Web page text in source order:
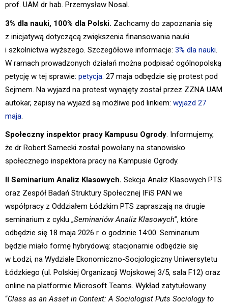
prof. UAM dr hab. Przemysław Nosal.
3% dla nauki, 100% dla Polski. Zachcamy do zapoznania się
z inicjatywą dotyczącą zwiększenia finansowania nauki
i szkolnictwa wyższego. Szczegółowe informacje: 3% dla nauki.
W ramach prowadzonych działań można podpisać ogólnopolską
petycję w tej sprawie: petycja. 27 maja odbędzie się protest pod
Sejmem. Na wyjazd na protest wynajęty został przez ZZNA UAM
autokar, zapisy na wyjazd są możliwe pod linkiem: wyjazd 27
maja.
Społeczny inspektor pracy Kampusu Ogrody. Informujemy,
że dr Robert Sarnecki został powołany na stanowisko
społecznego inspektora pracy na Kampusie Ogrody.
II Seminarium Analiz Klasowych. Sekcja Analiz Klasowych PTS
oraz Zespół Badań Struktury Społecznej IFiS PAN we
współpracy z Oddziałem Łódzkim PTS zapraszają na drugie
seminarium z cyklu „Seminariów Analiz Klasowych”, które
odbędzie się 18 maja 2026 r. o godzinie 14:00. Seminarium
będzie miało formę hybrydową: stacjonarnie odbędzie się
w Łodzi, na Wydziale Ekonomiczno-Socjologiczny Uniwersytetu
Łódzkiego (ul. Polskiej Organizacji Wojskowej 3/5, sala F12) oraz
online na platformie Microsoft Teams. Wykład zatytułowany
“Class as an Asset in Context: A Sociologist Puts Sociology to